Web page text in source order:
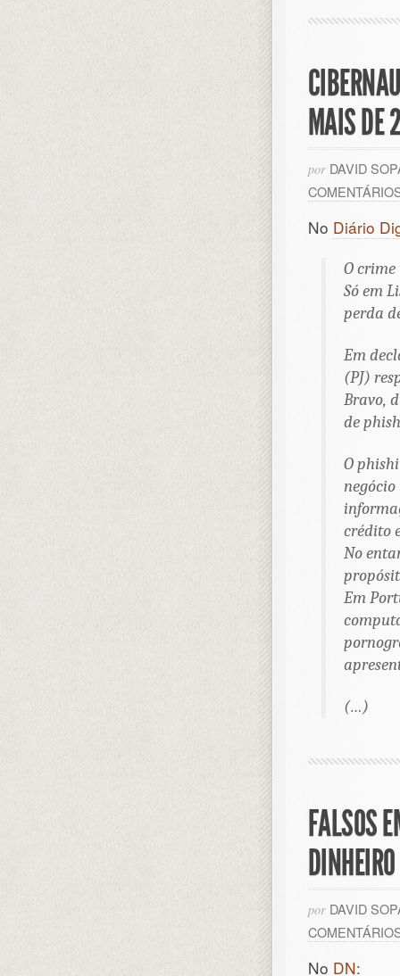
MAIS DE
por DAVID
No Diário
O
Só em
perda
Em
(PJ)
Bravo,
de
O
crédito
No
Em
(…)
FALSOS
DINHEIRO
por DAVID
No DN: